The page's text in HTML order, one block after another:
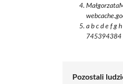
a b c d e f g h תדהר, דוד, 1897-1970, אנציקלופדיה לחלוצי הישוב ובוניו, [חמו"ל], 2010, OCLC
745394384
Pozostali